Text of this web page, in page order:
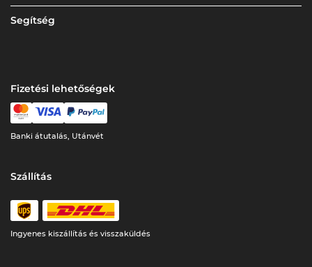
Segítség
Fizetési lehetőségek
Banki átutalás, Utánvét
Szállítás
Ingyenes kiszállítás és visszaküldés